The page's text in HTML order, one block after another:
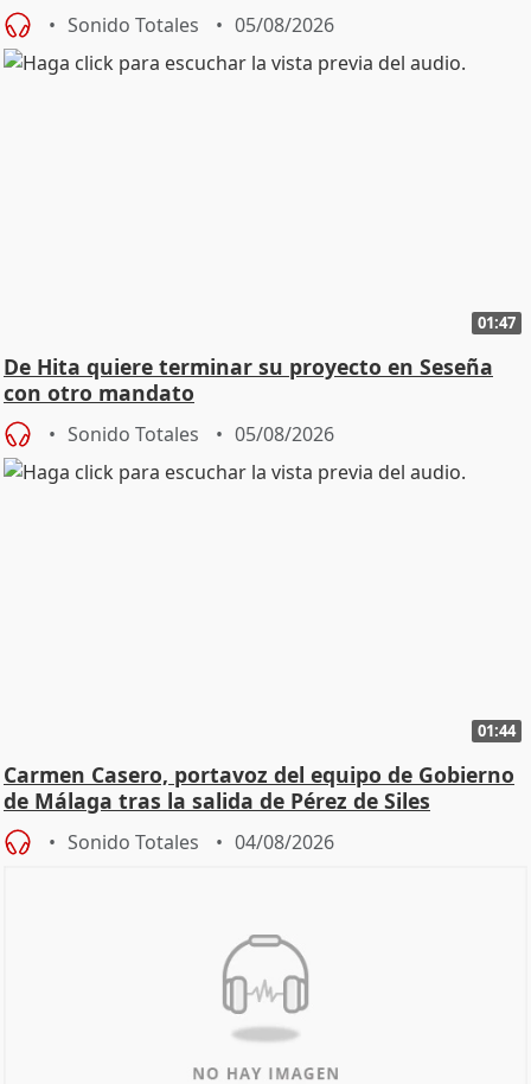
Sonido Totales 05/08/2026
01:47
De Hita quiere terminar su proyecto en Seseña
con otro mandato
Sonido Totales 05/08/2026
01:44
Carmen Casero, portavoz del equipo de Gobierno
de Málaga tras la salida de Pérez de Siles
Sonido Totales 04/08/2026